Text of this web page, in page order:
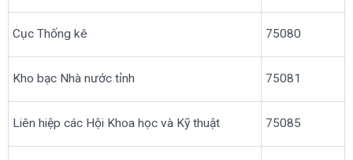
Cục Thống kê 75080
Kho bạc Nhà nước tỉnh 75081
Liên hiệp các Hội Khoa học và Kỹ thuật 75085